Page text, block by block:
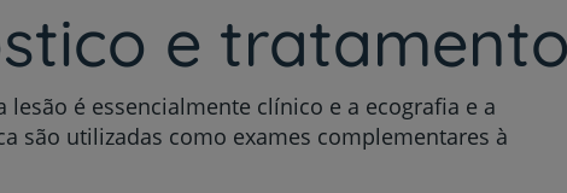
nos
e tratamento
lesão é essencialmente clínico e a ecografia e a
são utilizadas como exames complementares à